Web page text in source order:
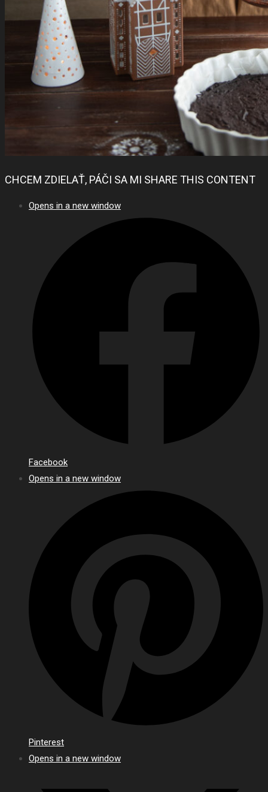
CHCEM ZDIELAŤ, PÁČI SA MI SHARE THIS CONTENT
Opens in a new window
Facebook
Opens in a new window
Pinterest
Opens in a new window